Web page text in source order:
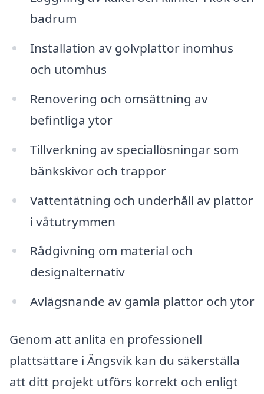
badrum
Installation av golvplattor inomhus
och utomhus
Renovering och omsättning av
befintliga ytor
Tillverkning av speciallösningar som
bänkskivor och trappor
Vattentätning och underhåll av plattor
i våtutrymmen
Rådgivning om material och
designalternativ
Avlägsnande av gamla plattor och ytor
Genom att anlita en professionell
plattsättare i Ängsvik kan du säkerställa
att ditt projekt utförs korrekt och enligt